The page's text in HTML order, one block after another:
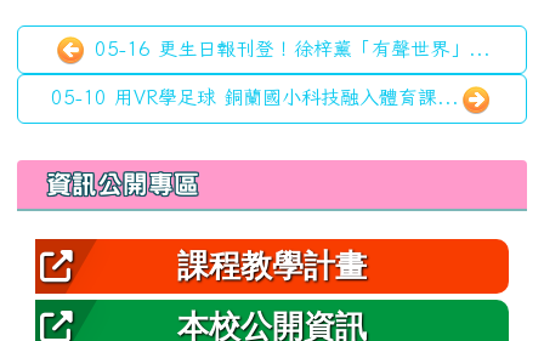
05-16 更生日報刊登！徐梓薰「有聲世界」...
05-10 用VR學足球 銅蘭國小科技融入體育課...
左邊區域內容
資訊公開專區
課程教學計畫
本校公開資訊